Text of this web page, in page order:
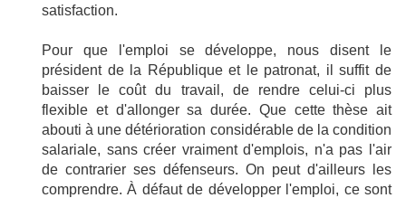
satisfaction.
Pour que l'emploi se développe, nous disent le
président de la République et le patronat, il suffit de
baisser le coût du travail, de rendre celui-ci plus
flexible et d'allonger sa durée. Que cette thèse ait
abouti à une détérioration considérable de la condition
salariale, sans créer vraiment d'emplois, n'a pas l'air
de contrarier ses défenseurs. On peut d'ailleurs les
comprendre. À défaut de développer l'emploi, ce sont